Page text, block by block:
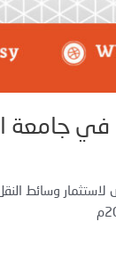
في جامعة
وسائط النقل